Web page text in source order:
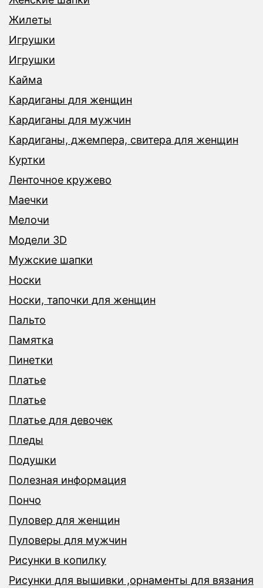
Жилеты
Игрушки
Игрушки
Кайма
Кардиганы для женщин
Кардиганы для мужчин
Кардиганы, джемпера, свитера для женщин
Куртки
Ленточное кружево
Маечки
Мелочи
Модели 3D
Мужские шапки
Носки
Носки, тапочки для женщин
Пальто
Памятка
Пинетки
Платье
Платье
Платье для девочек
Пледы
Подушки
Полезная информация
Пончо
Пуловер для женщин
Пуловеры для мужчин
Рисунки в копилку
Рисунки для вышивки ,орнаменты для вязания